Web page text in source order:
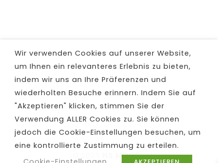
HS MODE-
Wir verwenden Cookies auf unserer Website,
um Ihnen ein relevanteres Erlebnis zu bieten,
indem wir uns an Ihre Präferenzen und
wiederholten Besuche erinnern. Indem Sie auf
"Akzeptieren" klicken, stimmen Sie der
Verwendung ALLER Cookies zu. Sie können
jedoch die Cookie-Einstellungen besuchen, um
eine kontrollierte Zustimmung zu erteilen.